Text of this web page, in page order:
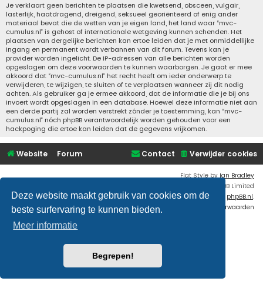
Deze website maakt gebruik van cookies om de
beste surfervaring te kunnen bieden.
Meer informatie
Begrepen!
Je verklaart geen berichten te plaatsen die kwetsend, obsceen, vulgair,
lasterlijk, haatdragend, dreigend, seksueel georiënteerd of enig ander
materiaal bevat die de wetten van je eigen land, het land waar “mvc-
cumulus.nl” is gehost of internationale wetgeving kunnen schenden. Het
plaatsen van dergelijke berichten kan ertoe leiden dat je met onmiddellijke
ingang en permanent wordt verbannen van dit forum. Tevens kan je
provider worden ingelicht. De IP-adressen van alle berichten worden
opgeslagen om deze voorwaarden te kunnen waarborgen. Je gaat er mee
akkoord dat “mvc-cumulus.nl” het recht heeft om ieder onderwerp te
verwijderen, te wijzigen, te sluiten of te verplaatsen wanneer zij dit nodig
achten. Als gebruiker ga je ermee akkoord, dat de informatie die je bij ons
invoert wordt opgeslagen in een database. Hoewel deze informatie niet aan
een derde partij zal worden verstrekt zónder je toestemming, kan “mvc-
cumulus.nl” nóch phpBB verantwoordelijk worden gehouden voor een
hackpoging die ertoe kan leiden dat de gegevens vrijkomen.
Website Forum Verwijder cookies
Contact
Flat Style byIan Bradley
® Forum Software © phpBB Limited
Nederlandse vertaling door phpBB.nl.
Privacy
Gebruikersvoorwaarden